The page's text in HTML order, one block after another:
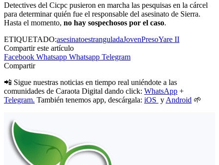
Detectives del Cicpc pusieron en marcha las pesquisas en la cárcel
para determinar quién fue el responsable del asesinato de Sierra.
Hasta el momento, no hay sospechosos por el caso.
ETIQUETADO:asesinatoestranguladaJovenPresoYare II
Compartir este artículo
Facebook Whatsapp Whatsapp Telegram
Compartir
📲 Sigue nuestras noticias en tiempo real uniéndote a las
comunidades de Caraota Digital dando click: WhatsApp +
Telegram. También tenemos app, descárgala: iOS y Android 🌱